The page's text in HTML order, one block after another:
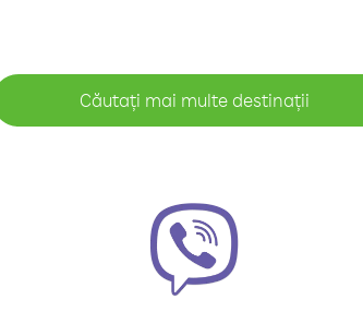
Căutați mai multe destinații